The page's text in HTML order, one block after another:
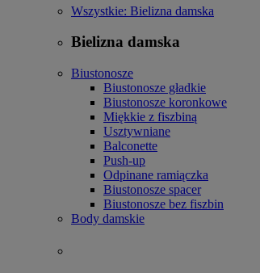
Wszystkie: Bielizna damska
Bielizna damska
Biustonosze
Biustonosze gładkie
Biustonosze koronkowe
Miękkie z fiszbiną
Usztywniane
Balconette
Push-up
Odpinane ramiączka
Biustonosze spacer
Biustonosze bez fiszbin
Body damskie